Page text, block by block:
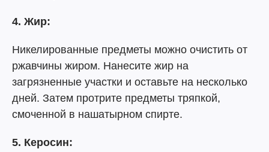
4. Жир:
Никелированные предметы можно очистить от
ржавчины жиром. Нанесите жир на
загрязненные участки и оставьте на несколько
дней. Затем протрите предметы тряпкой,
смоченной в нашатырном спирте.
5. Керосин: